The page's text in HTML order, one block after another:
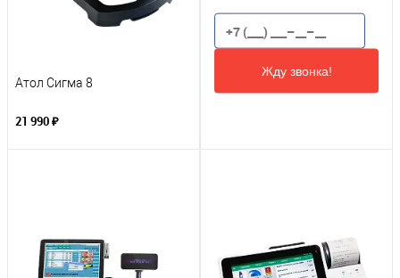
Атол Сигма 8
21 990 ₽
Жду звонка!